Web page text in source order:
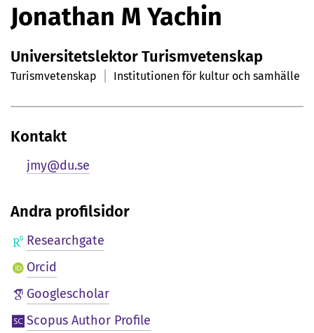
P
e
r
s
o
i
g
p
r
e
Jonathan M Yachin
Universitetslektor Turismvetenskap
Turismvetenskap Institutionen för kultur och samhälle
Kontakt
jmy@du.se
Andra profilsidor
Researchgate
Orcid
Googlescholar
Scopus Author Profile